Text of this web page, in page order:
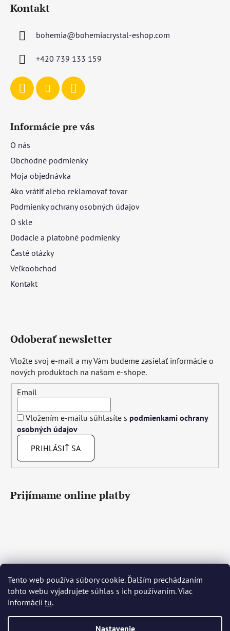
Tento web používa súbory cookie. Ďalším prechádzaním
tohto webu vyjadrujete súhlas s ich používaním. Viac
informácií tu.
Nastavenie
Kontakt
bohemia@bohemiacrystal-eshop.com
+420 739 133 159
Informácie pre vás
O nás
Obchodné podmienky
Moja objednávka
Ako vrátiť alebo reklamovať tovar
Podmienky ochrany osobných údajov
O skle
Dodacie a platobné podmienky
Časté otázky
Veľkoobchod
Kontakt
Odoberať newsletter
Vložte svoj e-mail a my Vám budeme zasielať informácie o
nových produktoch na našom e-shope.
Email
Vložením e-mailu súhlasíte s podmienkami ochrany
osobných údajov
PRIHLÁSIŤ SA
Prijímame online platby
Čeština Slovenčina English Deutsch Magyar
Język polski Română Italiano Español Français
Português
Nederlands Українська Ελληνικά Svenska Dansk